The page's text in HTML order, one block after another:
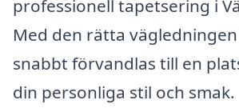
professionell tapetsering i
Med den rätta
snabbt förvandlas till en
din personliga stil och smak.